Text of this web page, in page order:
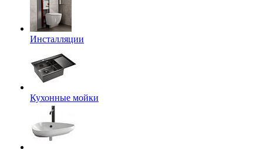
Инсталляции
Кухонные мойки